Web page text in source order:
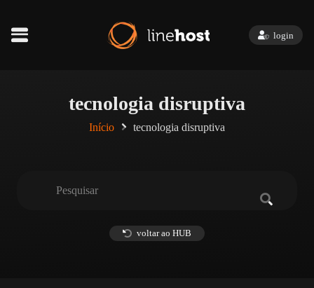
login
tecnologia disruptiva
Início tecnologia disruptiva
voltar ao HUB